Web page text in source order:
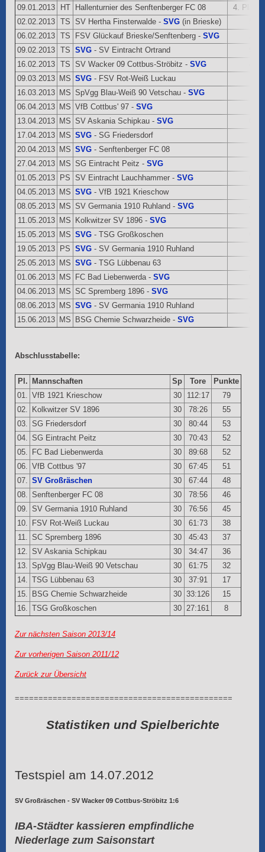
09.01.2013
HT Hallenturnier des Senftenberger FC 08
4. Platz
02.02.2013
TS SV Hertha Finsterwalde - SVG (in Brieske)
06.02.2013
TS FSV Glückauf Brieske/Senftenberg - SVG
09.02.2013
TS SVG - SV Eintracht Ortrand
16.02.2013
TS SV Wacker 09 Cottbus-Ströbitz - SVG
09.03.2013
MS SVG - FSV Rot-Weiß Luckau
16.03.2013
MS SpVgg Blau-Weiß 90 Vetschau - SVG
06.04.2013
MS VfB Cottbus' 97 - SVG
13.04.2013
MS SV Askania Schipkau - SVG
17.04.2013
MS SVG - SG Friedersdorf
20.04.2013
MS SVG - Senftenberger FC 08
27.04.2013
MS SG Eintracht Peitz - SVG
01.05.2013
PS SV Eintracht Lauchhammer - SVG
04.05.2013
MS SVG - VfB 1921 Krieschow
08.05.2013
MS SV Germania 1910 Ruhland - SVG
11.05.2013
MS Kolkwitzer SV 1896 - SVG
15.05.2013
MS SVG - TSG Großkoschen
19.05.2013
PS SVG - SV Germania 1910 Ruhland
25.05.2013
MS SVG - TSG Lübbenau 63
01.06.2013
MS FC Bad Liebenwerda - SVG
04.06.2013
MS SC Spremberg 1896 - SVG
08.06.2013
MS SVG - SV Germania 1910 Ruhland
15.06.2013
MS BSG Chemie Schwarzheide - SVG
Abschlusstabelle:
Pl. Mannschaften Sp Tore
Punkte
01. VfB 1921 Krieschow 30 112:17
79
02.
Kolkwitzer SV 1896 30 78:26
55
03. SG Friedersdorf 30 80:44
53
04. SG Eintracht Peitz 30 70:43
52
05.
FC Bad Liebenwerda 30 89:68
52
06. VfB Cottbus '97 30 67:45
51
07. SV Großräschen 30 67:44
48
08. Senftenberger FC 08 30 78:56
46
09. SV Germania 1910 Ruhland 30 76:56
45
10.
FSV Rot-Weiß Luckau 30 61:73
38
11. SC Spremberg 1896 30 45:43
37
12. SV Askania Schipkau 30 34:47
36
13. SpVgg Blau-Weiß 90 Vetschau 30 61:75
32
14.
TSG Lübbenau 63 30 37:91
17
15.
BSG Chemie Schwarzheide 30 33:126
15
16.
TSG Großkoschen 30 27:161 8
Zur nächsten Saison 2013/14
Zur vorherigen Saison 2011/12
Zurück zur Übersicht
==============================================
Statistiken und Spielberichte
Testspiel am 14.07.2012
SV Großräschen - SV Wacker 09 Cottbus-Ströbitz 1:6
IBA-Städter kassieren empfindliche
Niederlage zum Saisonstart